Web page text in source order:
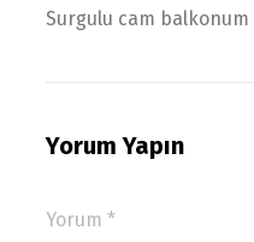
Surgulu cam
Yorum Yapın